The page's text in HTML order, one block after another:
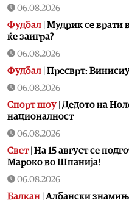
06.08.2026
Фудбал Мудрик се врати
ќе заигра?
06.08.2026
Фудбал Пресврт:
06.08.2026
Спорт шоу Дедото на
националност
06.08.2026
Свет| На 15 август се
Мароко во Шпанија!
06.08.2026
Балкан Албански